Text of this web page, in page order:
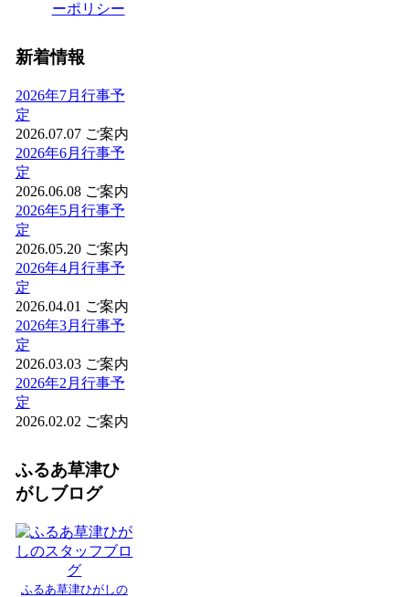
ーポリシー
新着情報
2026年7月行事予
定
2026.07.07 ご案内
2026年6月行事予
定
2026.06.08 ご案内
2026年5月行事予
定
2026.05.20 ご案内
2026年4月行事予
定
2026.04.01 ご案内
2026年3月行事予
定
2026.03.03 ご案内
2026年2月行事予
定
2026.02.02 ご案内
ふるあ草津ひ
がしブログ
ふるあ草津ひがしの